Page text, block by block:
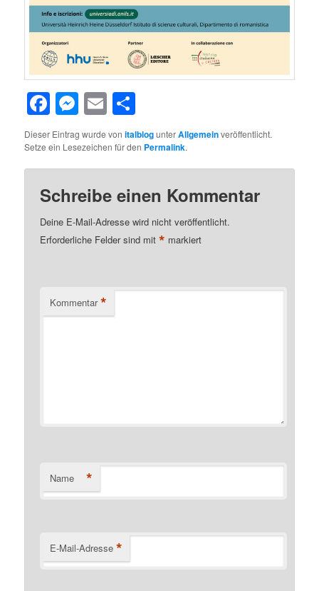
Facebook
Messenger
Email
Dieser Eintrag wurde vonitalblogunterAllgemeinveröffentlicht.
Setze ein Lesezeichen für den Permalink.
Schreibe einen Kommentar
Deine E-Mail-Adresse wird nicht veröffentlicht.
Erforderliche Felder sind mit* markiert
Kommentar *
Name *
E-Mail-Adresse *